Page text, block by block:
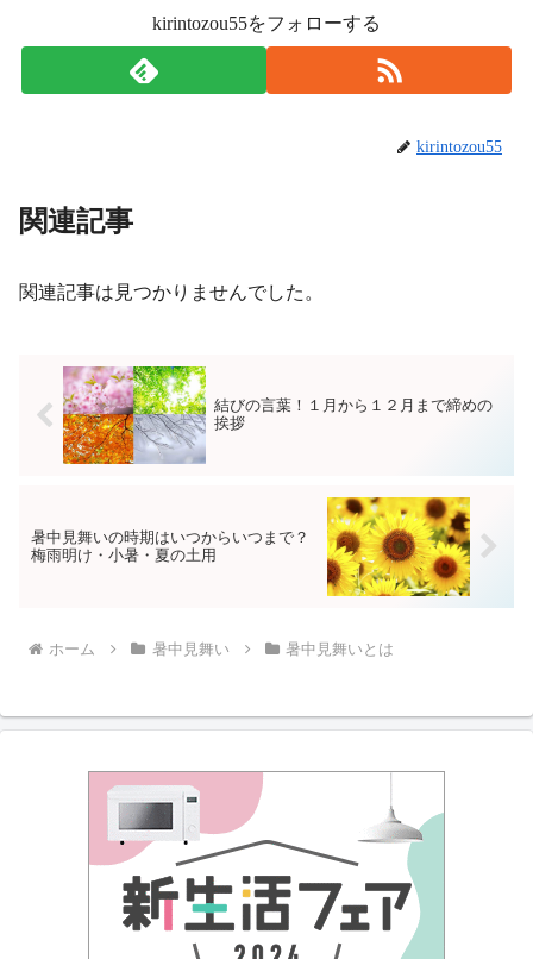
kirintozou55をフォローする
kirintozou55
関連記事
関連記事は見つかりませんでした。
結びの言葉！１月から１２月まで締めの
挨拶
暑中見舞いの時期はいつからいつまで？
梅雨明け・小暑・夏の土用
ホーム 暑中見舞い 暑中見舞いとは